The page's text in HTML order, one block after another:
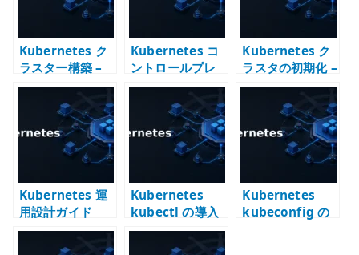
Kubernetes ク
ラスター構築 –
kubeadm で
controlPlaneE
ndpoint と CNI
を決める
Kubernetes コ
ントロールプレ
ーンノードを追
加できない場合 –
kubeadm-certs
を再生成する
Kubernetes ク
ラスタの初期化 –
kubeadm reset
Kubernetes 運
用設計ガイド
Kubernetes
kubectl の導入
– リモートクラス
タを操作する基
Kubernetes
kubeconfig の